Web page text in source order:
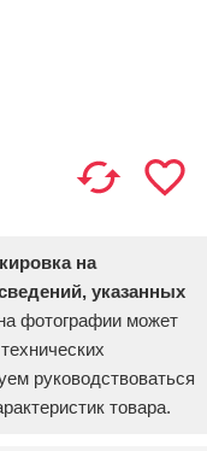
на
указанных
фотографии может
руководствоваться
товара.